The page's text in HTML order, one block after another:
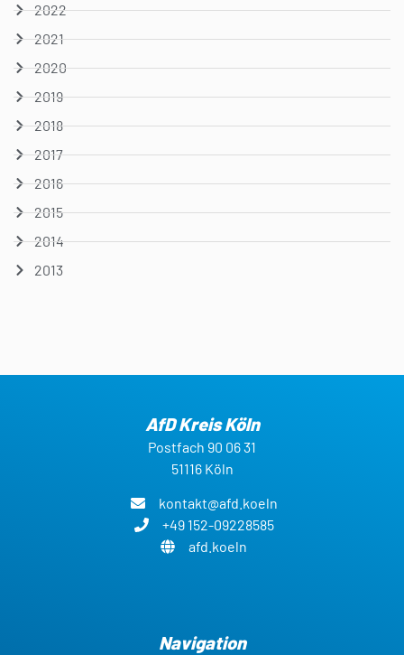
2022
2021
2020
2019
2018
2017
2016
2015
2014
2013
AfD Kreis Köln
Postfach 90 06 31
51116 Köln
kontakt@afd.koeln
+49 152-09228585
afd.koeln
Navigation